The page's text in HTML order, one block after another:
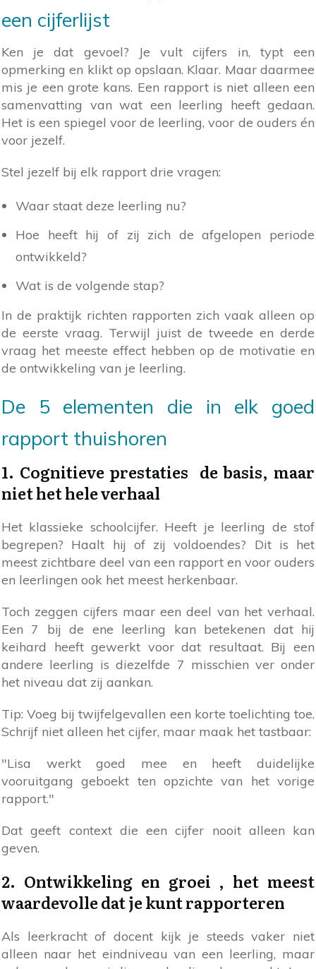
een cijferlijst
Ken je dat gevoel? Je vult cijfers in, typt een
opmerking en klikt op opslaan. Klaar. Maar daarmee
mis je een grote kans. Een rapport is niet alleen een
samenvatting van wat een leerling heeft gedaan.
Het is een spiegel voor de leerling, voor de ouders én
voor jezelf.
Stel jezelf bij elk rapport drie vragen:
Waar staat deze leerling nu?
Hoe heeft hij of zij zich de afgelopen periode
ontwikkeld?
Wat is de volgende stap?
In de praktijk richten rapporten zich vaak alleen op
de eerste vraag. Terwijl juist de tweede en derde
vraag het meeste effect hebben op de motivatie en
de ontwikkeling van je leerling.
De 5 elementen die in elk goed
rapport thuishoren
1. Cognitieve prestaties de basis, maar
niet het hele verhaal
Het klassieke schoolcijfer. Heeft je leerling de stof
begrepen? Haalt hij of zij voldoendes? Dit is het
meest zichtbare deel van een rapport en voor ouders
en leerlingen ook het meest herkenbaar.
Toch zeggen cijfers maar een deel van het verhaal.
Een 7 bij de ene leerling kan betekenen dat hij
keihard heeft gewerkt voor dat resultaat. Bij een
andere leerling is diezelfde 7 misschien ver onder
het niveau dat zij aankan.
Tip: Voeg bij twijfelgevallen een korte toelichting toe.
Schrijf niet alleen het cijfer, maar maak het tastbaar:
"Lisa werkt goed mee en heeft duidelijke
vooruitgang geboekt ten opzichte van het vorige
rapport."
Dat geeft context die een cijfer nooit alleen kan
geven.
2. Ontwikkeling en groei , het meest
waardevolle dat je kunt rapporteren
Als leerkracht of docent kijk je steeds vaker niet
alleen naar het eindniveau van een leerling, maar